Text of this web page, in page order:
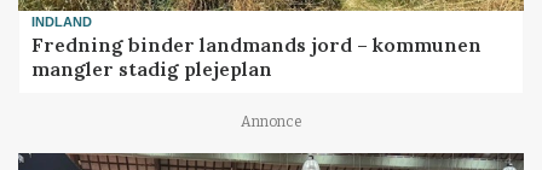
INDLAND
Fredning binder landmands jord – kommunen
mangler stadig plejeplan
Annonce